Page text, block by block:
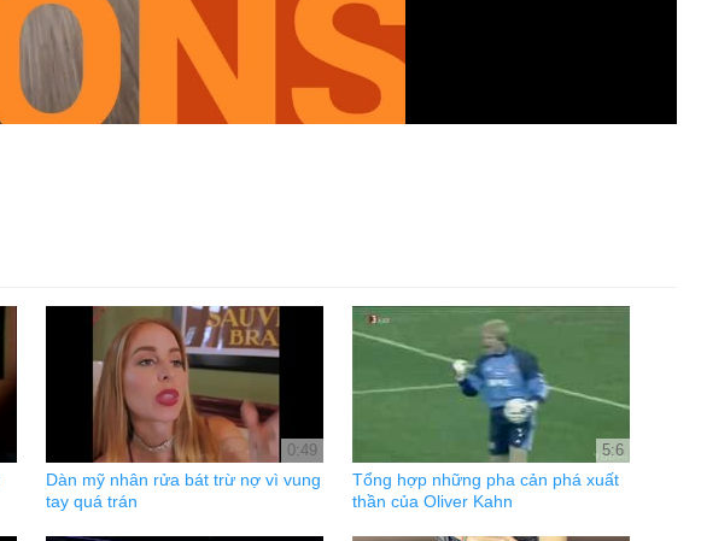
0:49
Dàn mỹ nhân rửa bát trừ nợ vì vung
tay quá trán
5:6
Tổng hợp những pha cản phá xuất
thần của Oliver Kahn